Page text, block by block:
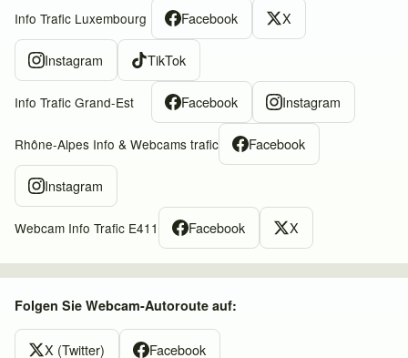
Info Trafic Luxembourg Facebook X
Instagram TikTok
Info Trafic Grand-Est Facebook Instagram
Rhône-Alpes Info & Webcams trafic Facebook
Instagram
Webcam Info Trafic E411 Facebook X
Folgen Sie Webcam-Autoroute auf:
X (Twitter) Facebook